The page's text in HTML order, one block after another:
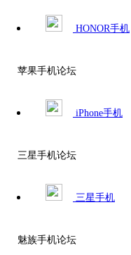
HONOR手机
苹果手机论坛
iPhone手机
三星手机论坛
三星手机
魅族手机论坛